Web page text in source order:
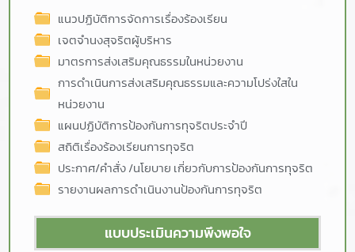
แนวปฏิบัติการจัดการเรื่องร้องเรียน
เจตจำนงสุจริตผู้บริหาร
มาตรการส่งเสริมคุณธรรมในหน่วยงาน
การดำเนินการส่งเสริมคุณธรรมและความโปร่งใสใน
หน่วยงาน
แผนปฏิบัติการป้องกันการทุจริตประจำปี
สถิติเรื่องร้องเรียนการทุจริต
ประกาศ/คำสั่ง /นโยบาย เกี่ยวกับการป้องกันการทุจริต
รายงานผลการดำเนินงานป้องกันการทุจริต
แบบประเมินความพึงพอใจ